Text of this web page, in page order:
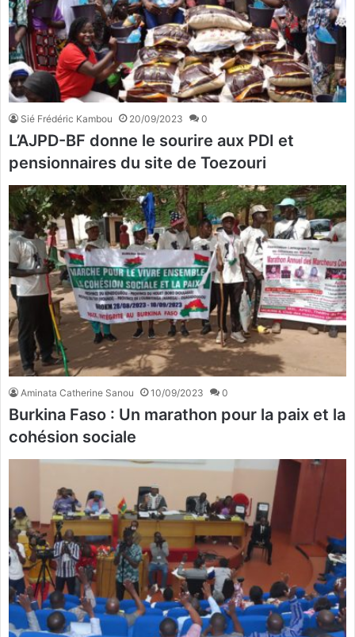
Sié Frédéric Kambou 20/09/2023 0
L’AJPD-BF donne le sourire aux PDI et
pensionnaires du site de Toezouri
Aminata Catherine Sanou 10/09/2023 0
Burkina Faso : Un marathon pour la paix et la
cohésion sociale